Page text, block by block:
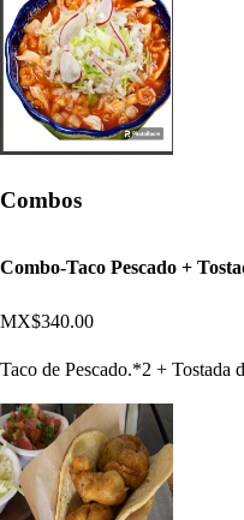
Combos
Combo-Taco Pescado +
MX$340.00
Taco de Pescado.*2 + Tostada